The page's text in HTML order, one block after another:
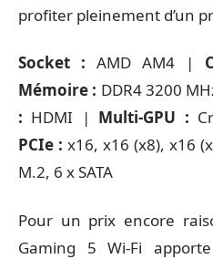
profiter pleinement d’un
Socket : AMD AM4 |
Mémoire : DDR4 3200
: HDMI | Multi-GPU :
PCIe : x16, x16 (x8), x16
M.2, 6 x SATA
Pour un prix encore
Gaming 5 Wi-Fi